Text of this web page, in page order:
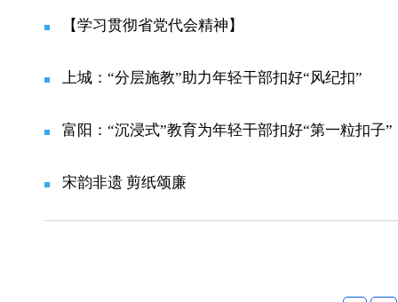
【学习贯彻省党代会精神】
上城：“分层施教”助力年轻干部扣好“风纪扣”
富阳：“沉浸式”教育为年轻干部扣好“第一粒扣子”
宋韵非遗 剪纸颂廉​